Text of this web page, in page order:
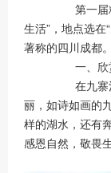
第一
生活”，地点选
著称的四川成都。
一、
在九
丽，如诗如画的
样的湖水，还有
感恩自然，敬畏生